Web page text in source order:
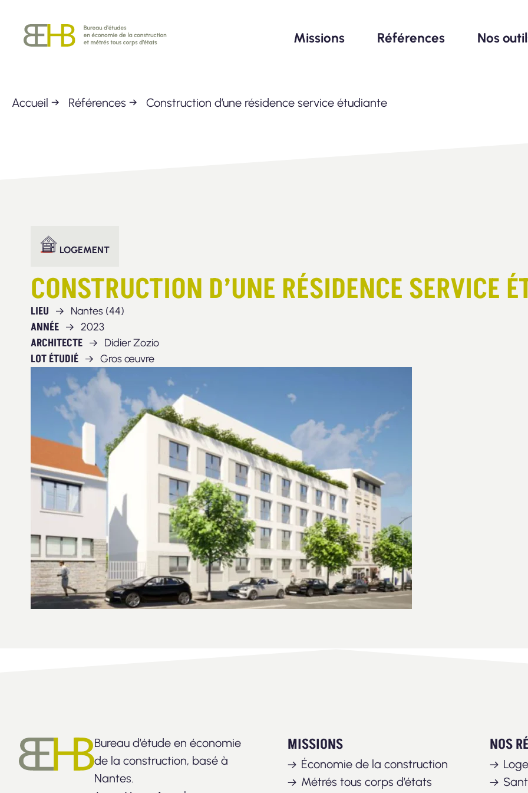
contenu
Missions Références Nos
Accueil → Références → Construction d’une résidence service étudiante
LOGEMENT
CONSTRUCTION D’UNE RÉSIDENCE SERVICE
LIEU Nantes (44)
ANNÉE 2023
ARCHITECTE Didier Zozio
LOT ÉTUDIÉ Gros œuvre
Bureau d’étude en économie
de la construction, basé à
Nantes.
MISSIONS
Économie de la construction
Métrés tous corps d’états
NOS